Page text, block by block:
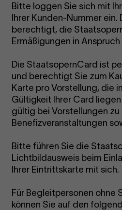
Bitte loggen Sie sich mit
Ihrer Kunden-Nummer ein.
berechtigt, die
Ermäßigungen in Anspruch
Die StaatsopernCard ist
und berechtigt Sie zum
Karte pro Vorstellung, die
Gültigkeit Ihrer Card
gültig bei Vorstellungen zu
Benefizveranstaltungen
Bitte führen Sie die
Lichtbildausweis beim
Ihrer Eintrittskarte mit sich.
Für Begleitpersonen ohne
können Sie auf den